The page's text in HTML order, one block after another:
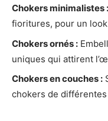
Chokers minimalistes :
fioritures, pour un
Chokers ornés :
uniques qui attirent
Chokers en couches :
chokers de